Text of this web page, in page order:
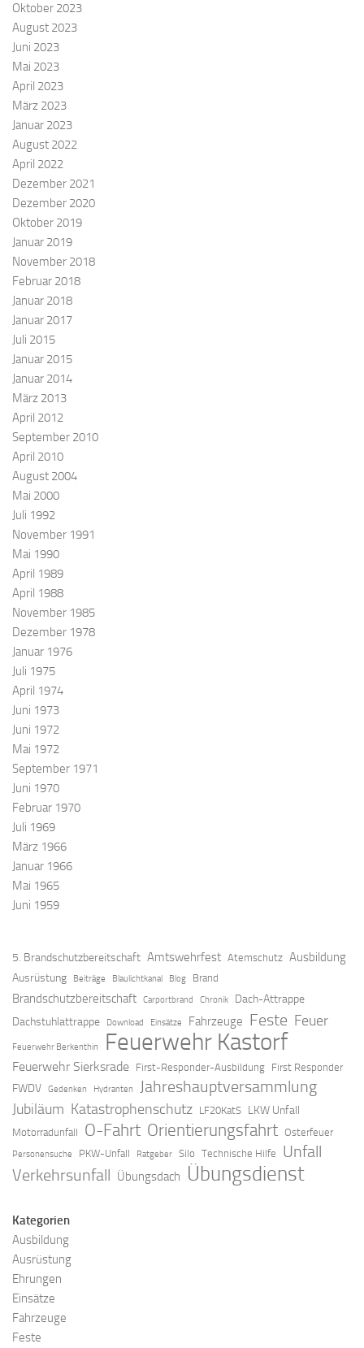
Oktober 2023
August 2023
Juni 2023
Mai 2023
April 2023
März 2023
Januar 2023
August 2022
April 2022
Dezember 2021
Dezember 2020
Oktober 2019
Januar 2019
November 2018
Februar 2018
Januar 2018
Januar 2017
Juli 2015
Januar 2015
Januar 2014
März 2013
April 2012
September 2010
April 2010
August 2004
Mai 2000
Juli 1992
November 1991
Mai 1990
April 1989
April 1988
November 1985
Dezember 1978
Januar 1976
Juli 1975
April 1974
Juni 1973
Juni 1972
Mai 1972
September 1971
Juni 1970
Februar 1970
Juli 1969
März 1966
Januar 1966
Mai 1965
Juni 1959
5. Brandschutzbereitschaft Amtswehrfest Atemschutz Ausbildung
Ausrüstung Beiträge Blaulichtkanal Blog Brand
Brandschutzbereitschaft Carportbrand Chronik
Dach-Attrappe
Dachstuhlattrappe
Download Einsätze Fahrzeuge Feste Feuer
Feuerwehr Berkenthin Feuerwehr Kastorf
Feuerwehr Sierksrade First-Responder-Ausbildung First Responder
FWDV Gedenken Hydranten Jahreshauptversammlung
Jubiläum Katastrophenschutz LF20KatS LKW Unfall
Motorradunfall O-Fahrt Orientierungsfahrt Osterfeuer
Personensuche PKW-Unfall Ratgeber Silo Technische Hilfe Unfall
Verkehrsunfall Übungsdach Übungsdienst
Kategorien
Ausbildung
Ausrüstung
Ehrungen
Einsätze
Fahrzeuge
Feste